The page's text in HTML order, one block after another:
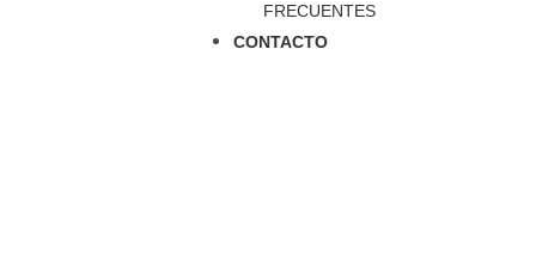
FRECUENTES
CONTACTO